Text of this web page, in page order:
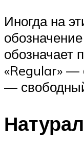
Иногда на
обозначает
«Regular» —
—